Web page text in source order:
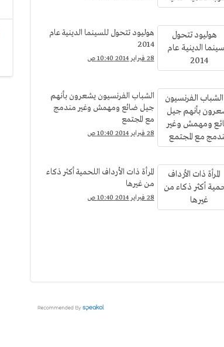
هوليود تتحول للسينما الدينية عام
2014
28 فبراير 2014 10:40 ص
الشباب الفرنسيون يشعرون بأنهم
جيل ضائع ومهمش وغير مندمج
مع المجتمع
28 فبراير 2014 10:40 ص
المرأة ذات الأرداف اللحمية أكثر ذكاء
من غيرها
28 فبراير 2014 10:40 ص